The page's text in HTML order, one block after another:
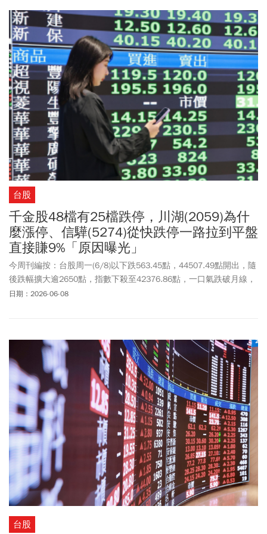
是符合市場預期，不過短線上恐慌情緒還不至於過度蔓延、投資人
無須過度恐慌，關鍵在於觀察大盤能否守住重要支撐。
台股
千金股48檔有25檔跌停，川湖(2059)為什
麼漲停、信驊(5274)從快跌停一路拉到平盤
直接賺9%「原因曝光」
今周刊編按：台股周一(6/8)以下跌563.45點，44507.49點開出，隨
後跌幅擴大逾2650點，指數下殺至42376.86點，一口氣跌破月線，
開盤不到1小時，上市櫃已有208家公司掛出跌停。千金股也慘兮
最低來到15805元，1張賠掉170萬元，等於1台進口車，不過近11點
已經拉到快平盤！而川湖(2059)逆勢漲停，鎖住6180元。川湖為什
麼漲停？不少股民都好奇，主要是受惠5 月營收開出超狂數字，營收
首度站上3字頭，來到37.91億元創新高，年增172%，累前5月營收
達118.4億元，年增78.4%。另外，法人預估川湖2026年營收將大增
60%至280億元、稅後EPS飆至167.93元，2027年可望大賺超過兩個
股本、EPS上看213.91元，營運成長軌道極具想像空間，本土投顧
最新報告維持「買進」評等、喊出目標價7500元。至於股王信驊從
快跌停一路拉到快平盤，勇敢買進的直接大賺近9%，也是因為信驊5
月營收持續創新高，法人預期信驊第2季營運目標應可順利達到34億
至36億元刷新歷史紀錄，季增8%至14%。
日期：2026-06-08
台股